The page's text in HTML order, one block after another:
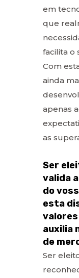
em
que
facilita o
Com
ainda
apenas
as
Ser
valida
do
esta
valores
auxilia
de
Ser